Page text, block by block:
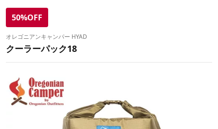
50%OFF
オレゴニアンキャンパー HYAD
クーラーパック18